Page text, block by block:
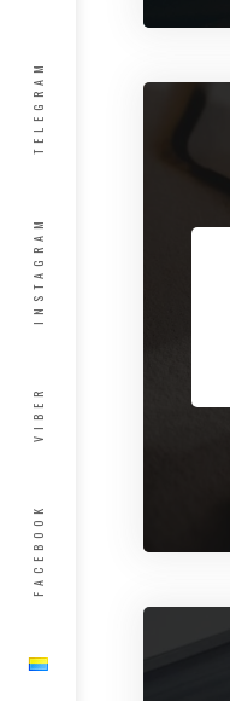
TELEGRAM
INSTAGRAM
VIBER
FACEBOOK